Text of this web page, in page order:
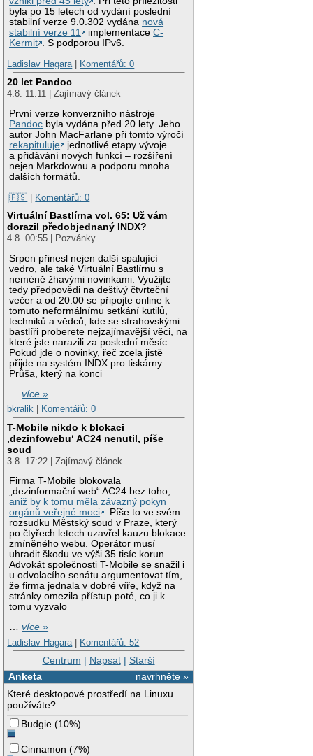
byla po 15 letech od vydání poslední
stabilní verze 9.0.302 vydána nová
stabilní verze 11
implementaceC-
Kermit . S podporou IPv6.
Ladislav Hagara | Komentářů: 0
20 let Pandoc
4.8. 11:11 | Zajímavý článek
První verze konverzního nástroje
Pandoc byla vydána před 20 lety. Jeho
autor John MacFarlane při tomto výročí
rekapituluje
jednotlivé etapy vývoje
a přidávání nových funkcí – rozšíření
nejen Markdownu a podporu mnoha
dalších formátů.
|🇵🇸 | Komentářů: 0
Virtuální Bastlírna vol. 65: Už vám
dorazil předobjednaný INDX?
4.8. 00:55 | Pozvánky
Srpen přinesl nejen další spalující
vedro, ale také Virtuální Bastlírnu s
neméně žhavými novinkami. Využijte
tedy předpovědi na deštivý čtvrteční
večer a od 20:00 se připojte online k
tomuto neformálnímu setkání kutilů,
techniků a vědců, kde se strahovskými
bastlíři proberete nejzajímavější věci, na
které jste narazili za poslední měsíc.
Pokud jde o novinky, řeč zcela jistě
přijde na systém INDX pro tiskárny
Průša, který na konci
…více »
bkralik
Komentářů: 0
T-Mobile nikdo k blokaci
‚dezinfowebu‘ AC24 nenutil, píše
soud
3.8. 17:22 | Zajímavý článek
Firma T-Mobile blokovala
„dezinformační web“ AC24 bez toho,
aniž by k tomu měla závazný pokyn
orgánů veřejné moci . Píše to ve svém
rozsudku Městský soud v Praze, který
po čtyřech letech uzavřel kauzu blokace
zmíněného webu. Operátor musí
uhradit škodu ve výši 35 tisíc korun.
Advokát společnosti T-Mobile se snažil i
u odvolacího senátu argumentovat tím,
že firma jednala v dobré víře, když na
stránky omezila přístup poté, co ji k
tomu vyzvalo
…více »
Ladislav Hagara | Komentářů: 52
Centrum | Napsat| Starší
navrhněte »
Anketa
Které desktopové prostředí na Linuxu
používáte?
Budgie (10%)
Cinnamon (7%)